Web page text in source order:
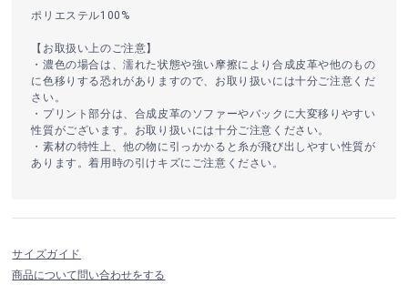
ポリエステル100%
【お取扱い上のご注意】
・濃色の場合は、濡れた状態や強い摩擦により合成皮革や他のもの
に色移りする恐れがありますので、お取り扱いには十分ご注意くだ
さい。
・プリント部分は、合成皮革のソファーやバックに大変移りやすい
性質がございます。お取り扱いには十分ご注意ください。
・素材の特性上、他の物に引っかかると糸が飛び出しやすい性質が
あります。着用時の引けキズにご注意ください。
サイズガイド
商品について問い合わせをする